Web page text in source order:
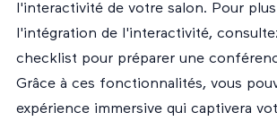
l'interactivité de votre salon. Pour
l'intégration de l'interactivité,
checklist pour préparer une
Grâce à ces fonctionnalités, vous
expérience immersive qui captivera